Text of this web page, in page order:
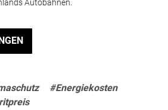
Autobahnen.
#Energiekosten